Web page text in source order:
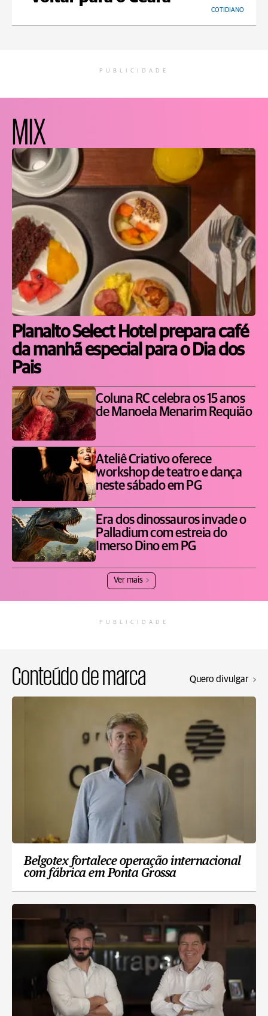
COTIDIANO
PUBLICIDADE
MIX
Planalto Select Hotel prepara café
da manhã especial para o Dia dos
Pais
Coluna RC celebra os 15 anos
de Manoela Menarim Requião
Ateliê Criativo oferece
workshop de teatro e dança
neste sábado em PG
Era dos dinossauros invade o
Palladium com estreia do
Imerso Dino em PG
Ver mais
PUBLICIDADE
Conteúdo de marca Quero divulgar
Belgotex fortalece operação internacional
com fábrica em Ponta Grossa